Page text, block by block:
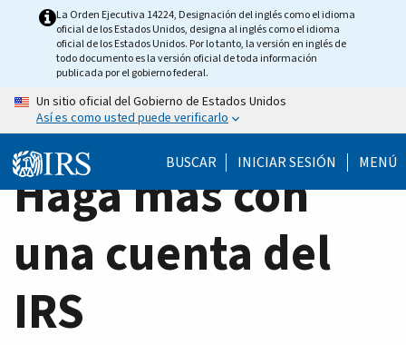
HomeLa Orden Ejecutiva 14224, Designación del inglés como el idioma
oficial de los Estados Unidos, designa al inglés como el idioma
oficial de los Estados Unidos. Por lo tanto, la versión en inglés de
todo documento es la versión oficial de toda información
publicada por el gobierno federal.
Un sitio oficial del Gobierno de Estados Unidos
Así es como usted puede verificarlo
BUSCAR INICIAR SESIÓN MENÚ
Haga más con
una cuenta del
IRS